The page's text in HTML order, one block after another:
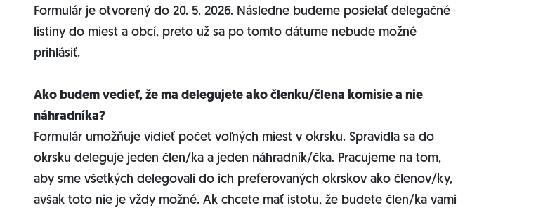
Formulár je otvorený do 20. 5. 2026. Následne budeme posielať delegačné
listiny do miest a obcí, preto už sa po tomto dátume nebude možné
prihlásiť.
Ako budem vedieť, že ma delegujete ako členku/člena komisie a nie
náhradníka?
Formulár umožňuje vidieť počet voľných miest v okrsku. Spravidla sa do
okrsku deleguje jeden člen/ka a jeden náhradník/čka. Pracujeme na tom,
aby sme všetkých delegovali do ich preferovaných okrskov ako členov/ky,
avšak toto nie je vždy možné. Ak chcete mať istotu, že budete člen/ka vami